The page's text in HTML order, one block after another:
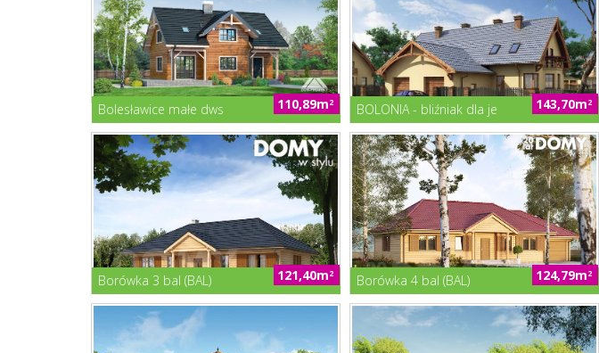
Bolesławice małe dws 110,89m2 BOLONIA - bliźniak dla je 143,70m2
Borówka 3 bal (BAL) 121,40m2 Borówka 4 bal (BAL) 124,79m2